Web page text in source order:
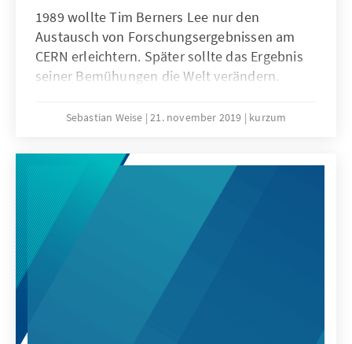
1989 wollte Tim Berners Lee nur den
Austausch von Forschungsergebnissen am
CERN erleichtern. Später sollte das Ergebnis
seiner Bemühungen die Welt verändern.
Grundlagen für einen freien Austausch von
Menschen weltweit beteiligen können. Tim
Berners Lee ist aber noch mehr als „nur“ der
Erfinder des WorldWideWeb und zentrale
Figur in der Geschichte des Internets. Er ist
zugleich einer der Gründungsväter der Idee
eines freien und offenen Internets.[1]
Während sich das Internet als zentrales
gesellschaftliches Medium durchgesetzt hat,
Sebastian Weise 21. november 2019 kurzum